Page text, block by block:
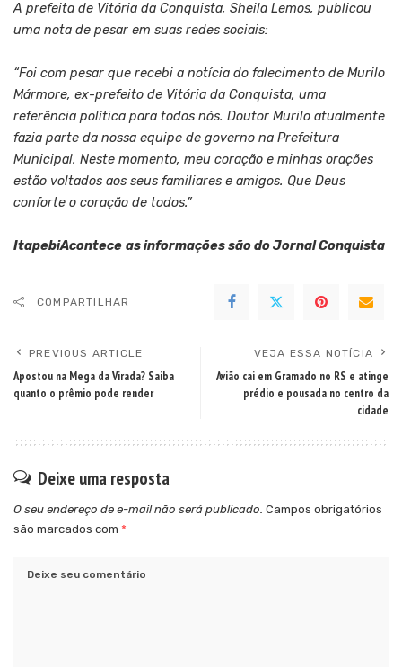
A prefeita de Vitória da Conquista, Sheila Lemos, publicou
uma nota de pesar em suas redes sociais:
“Foi com pesar que recebi a notícia do falecimento de Murilo
Mármore, ex-prefeito de Vitória da Conquista, uma
referência política para todos nós. Doutor Murilo atualmente
fazia parte da nossa equipe de governo na Prefeitura
Municipal. Neste momento, meu coração e minhas orações
estão voltados aos seus familiares e amigos. Que Deus
conforte o coração de todos.”
ItapebiAcontece as informações são do Jornal Conquista
COMPARTILHAR
PREVIOUS ARTICLE
Apostou na Mega da Virada? Saiba
quanto o prêmio pode render
VEJA ESSA NOTÍCIA
Avião cai em Gramado no RS e atinge
prédio e pousada no centro da
cidade
Deixe uma resposta
O seu endereço de e-mail não será publicado. Campos obrigatórios
são marcados com *